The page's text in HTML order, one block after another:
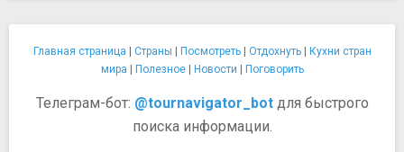
Главная страница Страны Посмотреть| Отдохнуть|
Кухни стран
мира
Полезное| Новости Поговорить
Телеграм-бот: @tournavigator_botдля быстрого
поиска информации.